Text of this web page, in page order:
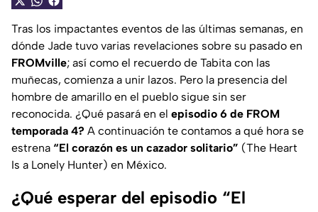
Tras los impactantes eventos de las últimas semanas, en
dónde Jade tuvo varias revelaciones sobre su pasado en
FROMville; así como el recuerdo de Tabita con las
muñecas, comienza a unir lazos. Pero la presencia del
hombre de amarillo en el pueblo sigue sin ser
reconocida. ¿Qué pasará en el episodio 6 de FROM
temporada 4? A continuación te contamos a qué hora se
estrena “El corazón es un cazador solitario” (The Heart
Is a Lonely Hunter) en México.
¿Qué esperar del episodio “El